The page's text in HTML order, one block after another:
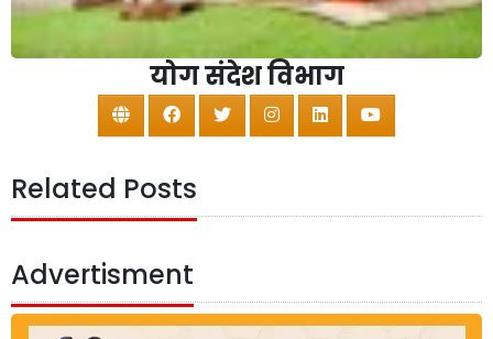
योग संदेश विभाग
Related Posts
Advertisment